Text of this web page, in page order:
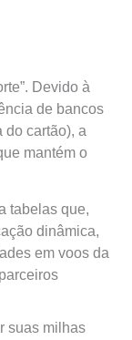
Devido à
de bancos
do cartão), a
mantém o
tabelas que,
dinâmica,
em voos da
suas milhas